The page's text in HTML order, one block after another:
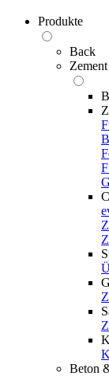
Produkte
Back
Beton